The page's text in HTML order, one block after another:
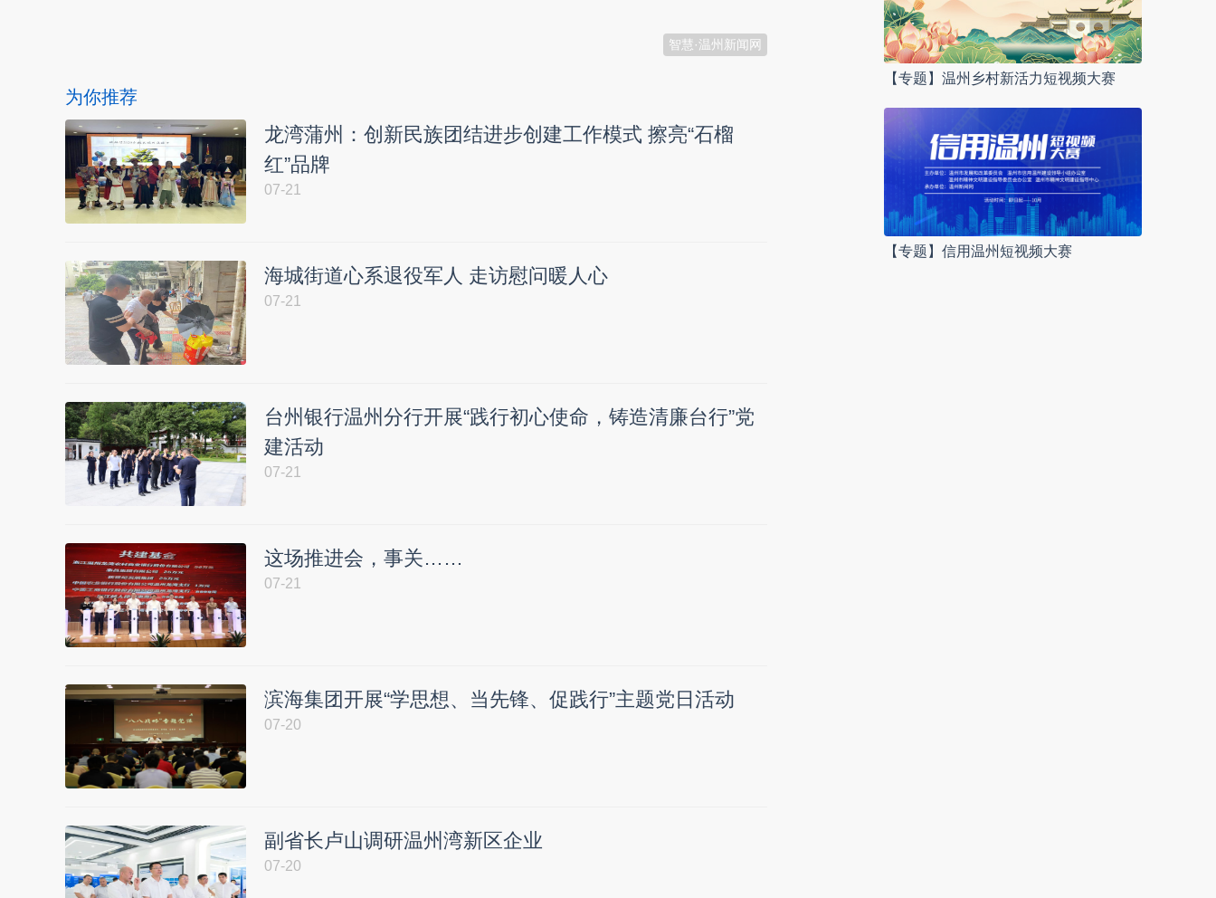
智慧·温州新闻网
为你推荐
龙湾蒲州：创新民族团结进步创建工作模式 擦亮“石榴
红”品牌
07-21
海城街道心系退役军人 走访慰问暖人心
07-21
台州银行温州分行开展“践行初心使命，铸造清廉台行”党
建活动
07-21
这场推进会，事关……
07-21
滨海集团开展“学思想、当先锋、促践行”主题党日活动
07-20
副省长卢山调研温州湾新区企业
07-20
【专题】温州乡村新活力短视频大赛
【专题】信用温州短视频大赛